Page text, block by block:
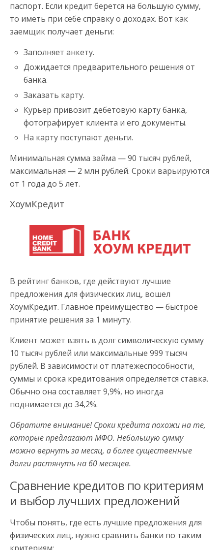
паспорт. Если кредит берется на большую сумму,
то иметь при себе справку о доходах. Вот как
заемщик получает деньги:
Заполняет анкету.
Дожидается предварительного решения от
банка.
Заказать карту.
Курьер привозит дебетовую карту банка,
фотографирует клиента и его документы.
На карту поступают деньги.
Минимальная сумма займа — 90 тысяч рублей,
максимальная — 2 млн рублей. Сроки варьируются
от 1 года до 5 лет.
ХоумКредит
В рейтинг банков, где действуют лучшие
предложения для физических лиц, вошел
ХоумКредит. Главное преимущество — быстрое
принятие решения за 1 минуту.
Клиент может взять в долг символическую сумму
10 тысяч рублей или максимальные 999 тысяч
рублей. В зависимости от платежеспособности,
суммы и срока кредитования определяется ставка.
Обычно она составляет 9,9%, но иногда
поднимается до 34,2%.
Обратите внимание! Сроки кредита похожи на те,
которые предлагают МФО. Небольшую сумму
можно вернуть за месяц, а более существенные
долги растянуть на 60 месяцев.
Сравнение кредитов по критериям
и выбор лучших предложений
Чтобы понять, где есть лучшие предложения для
физических лиц, нужно сравнить банки по таким